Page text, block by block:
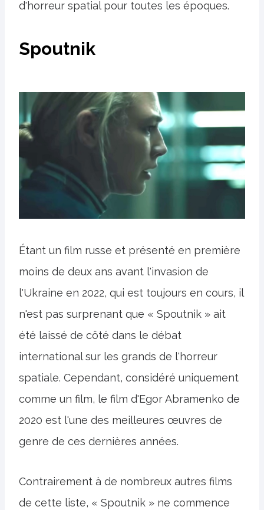
d'horreur spatial pour toutes les époques.
Spoutnik
Étant un film russe et présenté en première
moins de deux ans avant l'invasion de
l'Ukraine en 2022, qui est toujours en cours, il
n'est pas surprenant que « Spoutnik » ait
été laissé de côté dans le débat
international sur les grands de l'horreur
spatiale. Cependant, considéré uniquement
comme un film, le film d'Egor Abramenko de
2020 est l'une des meilleures œuvres de
genre de ces dernières années.
Contrairement à de nombreux autres films
de cette liste, « Spoutnik » ne commence